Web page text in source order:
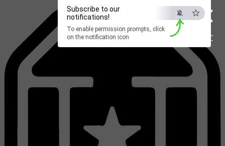
×
ESC
Subscribe to our
notifications!
To enable permission prompts, click
on the notification icon